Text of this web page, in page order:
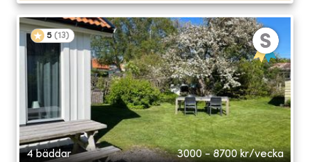
5 (13)
4 bäddar 3000 - 8700 kr/vecka